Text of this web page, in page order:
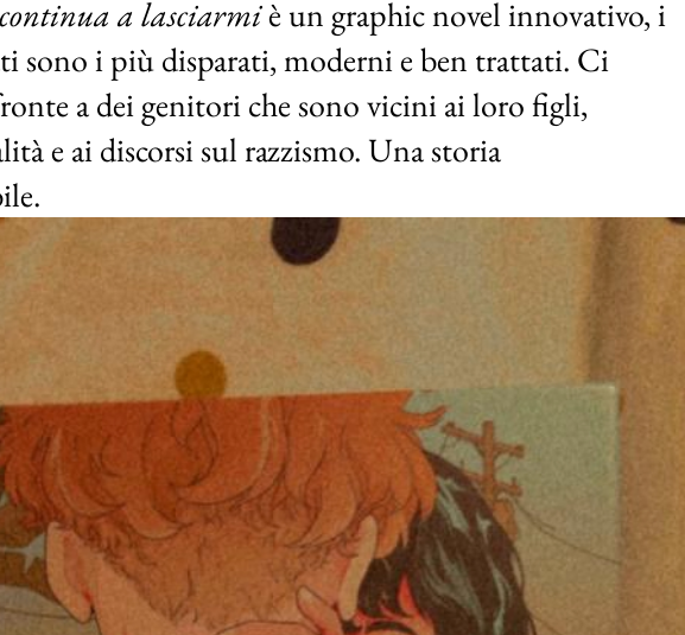
a lasciarmi è un graphic novel innovativo, i
sono i più disparati, moderni e ben trattati. Ci
a dei genitori che sono vicini ai loro figli,
e ai discorsi sul razzismo. Una storia